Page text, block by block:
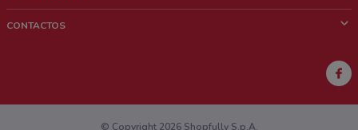
Trabaja con nosotros
Contacto comercial
CONTACTOS
¿Encontraste un problema en la web o en la aplicación?
© Copyright 2026 Shopfully S.p.A.